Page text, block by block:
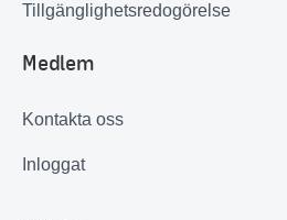
Tillgänglighetsredogörelse
Medlem
Kontakta oss
Inloggat